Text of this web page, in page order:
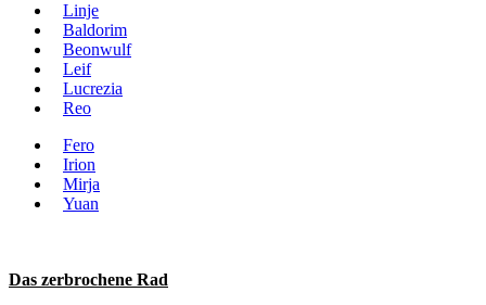
Linje
Baldorim
Beonwulf
Leif
Lucrezia
Reo
Fero
Irion
Mirja
Yuan
Das zerbrochene Rad